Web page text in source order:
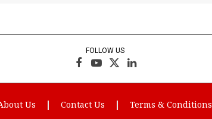
FOLLOW US
Facebook
YouTube
X
(Twitter)
LinkedIn
Us Contact Us Terms & Conditions